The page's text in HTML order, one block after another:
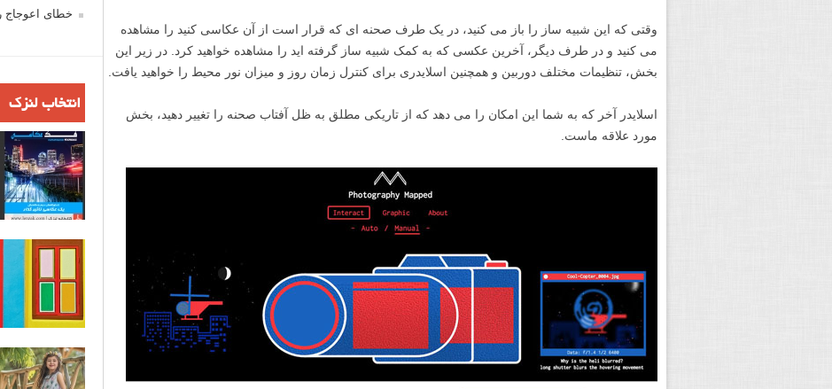
وقتی که این شبیه ساز را باز می کنید، در یک طرف صحنه ای که قرار است از آن عکاسی کنید را مشاهده
می کنید و در طرف دیگر، آخرین عکسی که به کمک شبیه ساز گرفته اید را مشاهده خواهید کرد. در زیر این
بخش، تنظیمات مختلف دوربین و همچنین اسلایدری برای کنترل زمان روز و میزان نور محیط را خواهید یافت.
اسلایدر آخر که به شما این امکان را می دهد که از تاریکی مطلق به ظل آفتاب صحنه را تغییر دهید، بخش
مورد علاقه ماست.
خطای اعوجاج
انتخاب لنزک